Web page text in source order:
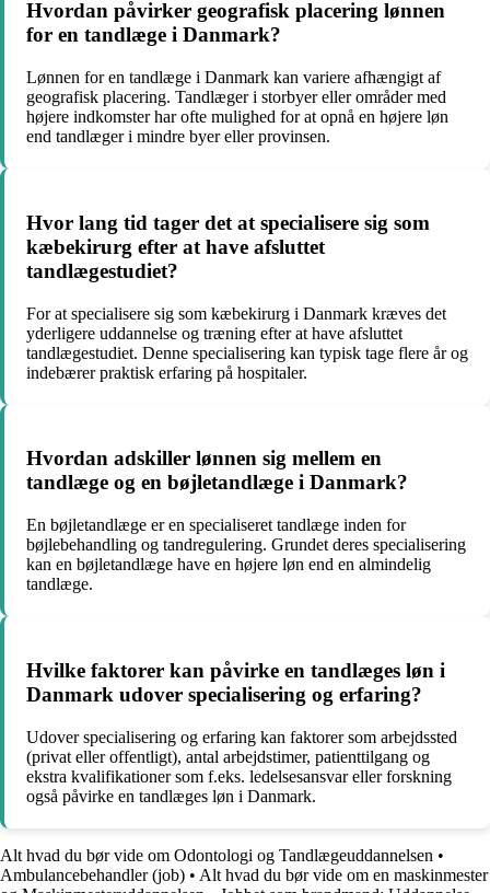
Hvordan påvirker geografisk placering lønnen
for en tandlæge i Danmark?
Lønnen for en tandlæge i Danmark kan variere afhængigt af
geografisk placering. Tandlæger i storbyer eller områder med
højere indkomster har ofte mulighed for at opnå en højere løn
end tandlæger i mindre byer eller provinsen.
Hvor lang tid tager det at specialisere sig som
kæbekirurg efter at have afsluttet
tandlægestudiet?
For at specialisere sig som kæbekirurg i Danmark kræves det
yderligere uddannelse og træning efter at have afsluttet
tandlægestudiet. Denne specialisering kan typisk tage flere år og
indebærer praktisk erfaring på hospitaler.
Hvordan adskiller lønnen sig mellem en
tandlæge og en bøjletandlæge i Danmark?
En bøjletandlæge er en specialiseret tandlæge inden for
bøjlebehandling og tandregulering. Grundet deres specialisering
kan en bøjletandlæge have en højere løn end en almindelig
tandlæge.
Hvilke faktorer kan påvirke en tandlæges løn i
Danmark udover specialisering og erfaring?
Udover specialisering og erfaring kan faktorer som arbejdssted
(privat eller offentligt), antal arbejdstimer, patienttilgang og
ekstra kvalifikationer som f.eks. ledelsesansvar eller forskning
også påvirke en tandlæges løn i Danmark.
Alt hvad du bør vide om Odontologi og Tandlægeuddannelsen •
Ambulancebehandler (job) • Alt hvad du bør vide om en maskinmester